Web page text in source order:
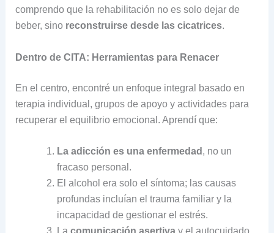
comprendo que la rehabilitación no es solo dejar de
beber, sino reconstruirse desde las cicatrices.
Dentro de CITA: Herramientas para Renacer
En el centro, encontré un enfoque integral basado en
terapia individual, grupos de apoyo y actividades para
recuperar el equilibrio emocional. Aprendí que:
La adicción es una enfermedad , no un
fracaso personal.
El alcohol era solo el síntoma; las causas
profundas incluían el trauma familiar y la
incapacidad de gestionar el estrés.